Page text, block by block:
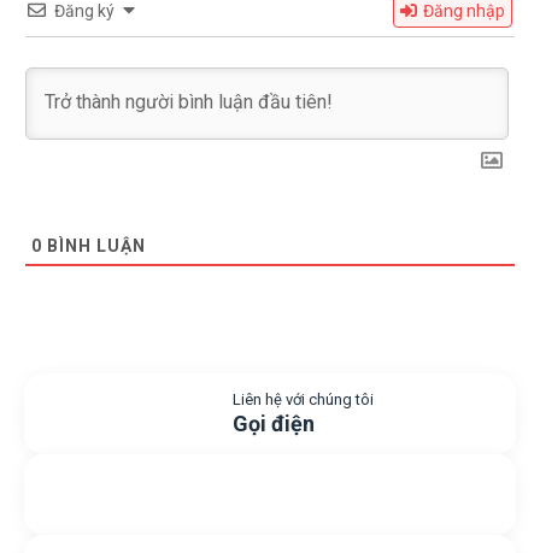
Đăng ký Đăng nhập
0 BÌNH LUẬN
Liên hệ với chúng tôi
Gọi điện